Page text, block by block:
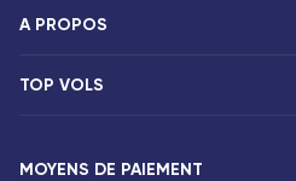
F.A.Q et contacts
Destinations
A PROPOS
Présentation
Espace presse
TOP VOLS
MOYENS DE PAIEMENT